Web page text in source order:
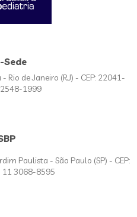
Sede
Rio de Janeiro (RJ) - CEP: 22041-
1999
Paulista - São Paulo (SP) - CEP:
11 3068-8595